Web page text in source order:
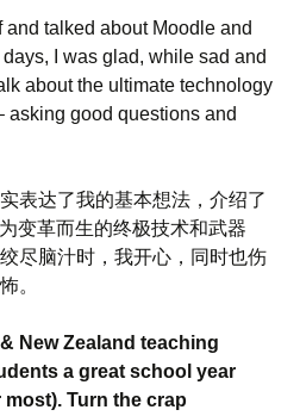
talked about Moodle and
days, I was glad, while sad and
about the ultimate technology
asking good questions and
表达了我的基本想法，介绍了
变革而生的终极技术和武器
尽脑汁时，我开心，同时也伤
。
New Zealand teaching
a great school year
Turn the crap